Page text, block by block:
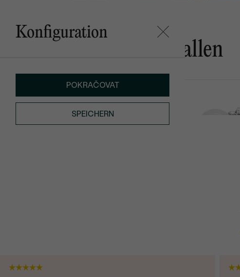
Konfiguration
POKRAČOVAT
SPEICHERN
Das könnte Ihnen gefallen
€ 159 AUF LAGER